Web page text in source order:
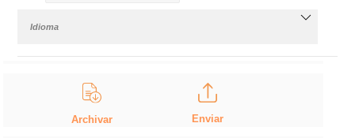
Idioma
Archivar Enviar